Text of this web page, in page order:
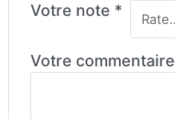
Votre note *
Votre commentaire